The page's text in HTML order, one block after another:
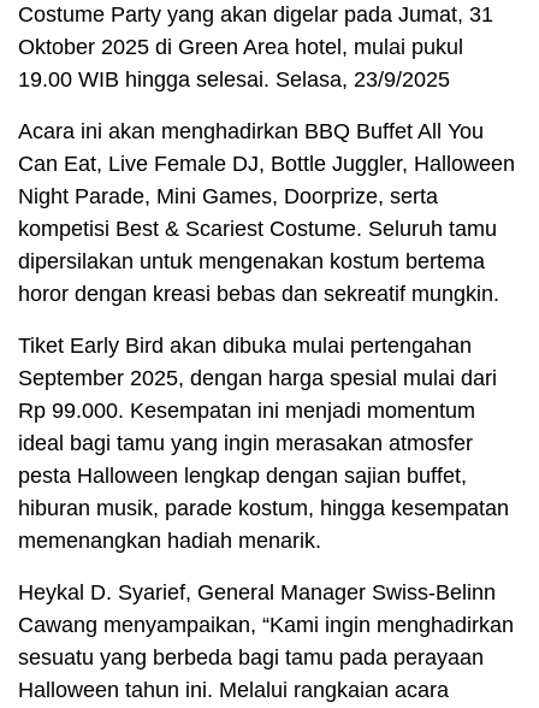
Costume Party yang akan digelar pada Jumat, 31
Oktober 2025 di Green Area hotel, mulai pukul
19.00 WIB hingga selesai. Selasa, 23/9/2025
Acara ini akan menghadirkan BBQ Buffet All You
Can Eat, Live Female DJ, Bottle Juggler, Halloween
Night Parade, Mini Games, Doorprize, serta
kompetisi Best & Scariest Costume. Seluruh tamu
dipersilakan untuk mengenakan kostum bertema
horor dengan kreasi bebas dan sekreatif mungkin.
Tiket Early Bird akan dibuka mulai pertengahan
September 2025, dengan harga spesial mulai dari
Rp 99.000. Kesempatan ini menjadi momentum
ideal bagi tamu yang ingin merasakan atmosfer
pesta Halloween lengkap dengan sajian buffet,
hiburan musik, parade kostum, hingga kesempatan
memenangkan hadiah menarik.
Heykal D. Syarief, General Manager Swiss-Belinn
Cawang menyampaikan, “Kami ingin menghadirkan
sesuatu yang berbeda bagi tamu pada perayaan
Halloween tahun ini. Melalui rangkaian acara